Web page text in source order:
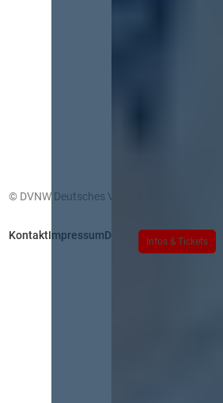
Infos & Tickets
© DVNW Deutsches Vergabenetzwerk GmbH
KontaktImpressumDatenschutz